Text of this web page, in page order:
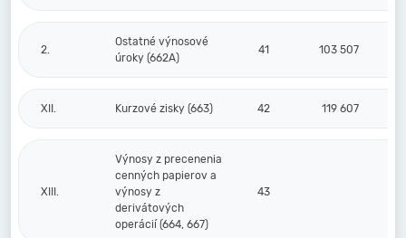
2.
Ostatné výnosové
úroky (662A)
41 103 507
XII. Kurzové zisky (663) 42 119 607
XIII.
Výnosy z precenenia
cenných papierov a
výnosy z
derivátových
operácií (664, 667)
43